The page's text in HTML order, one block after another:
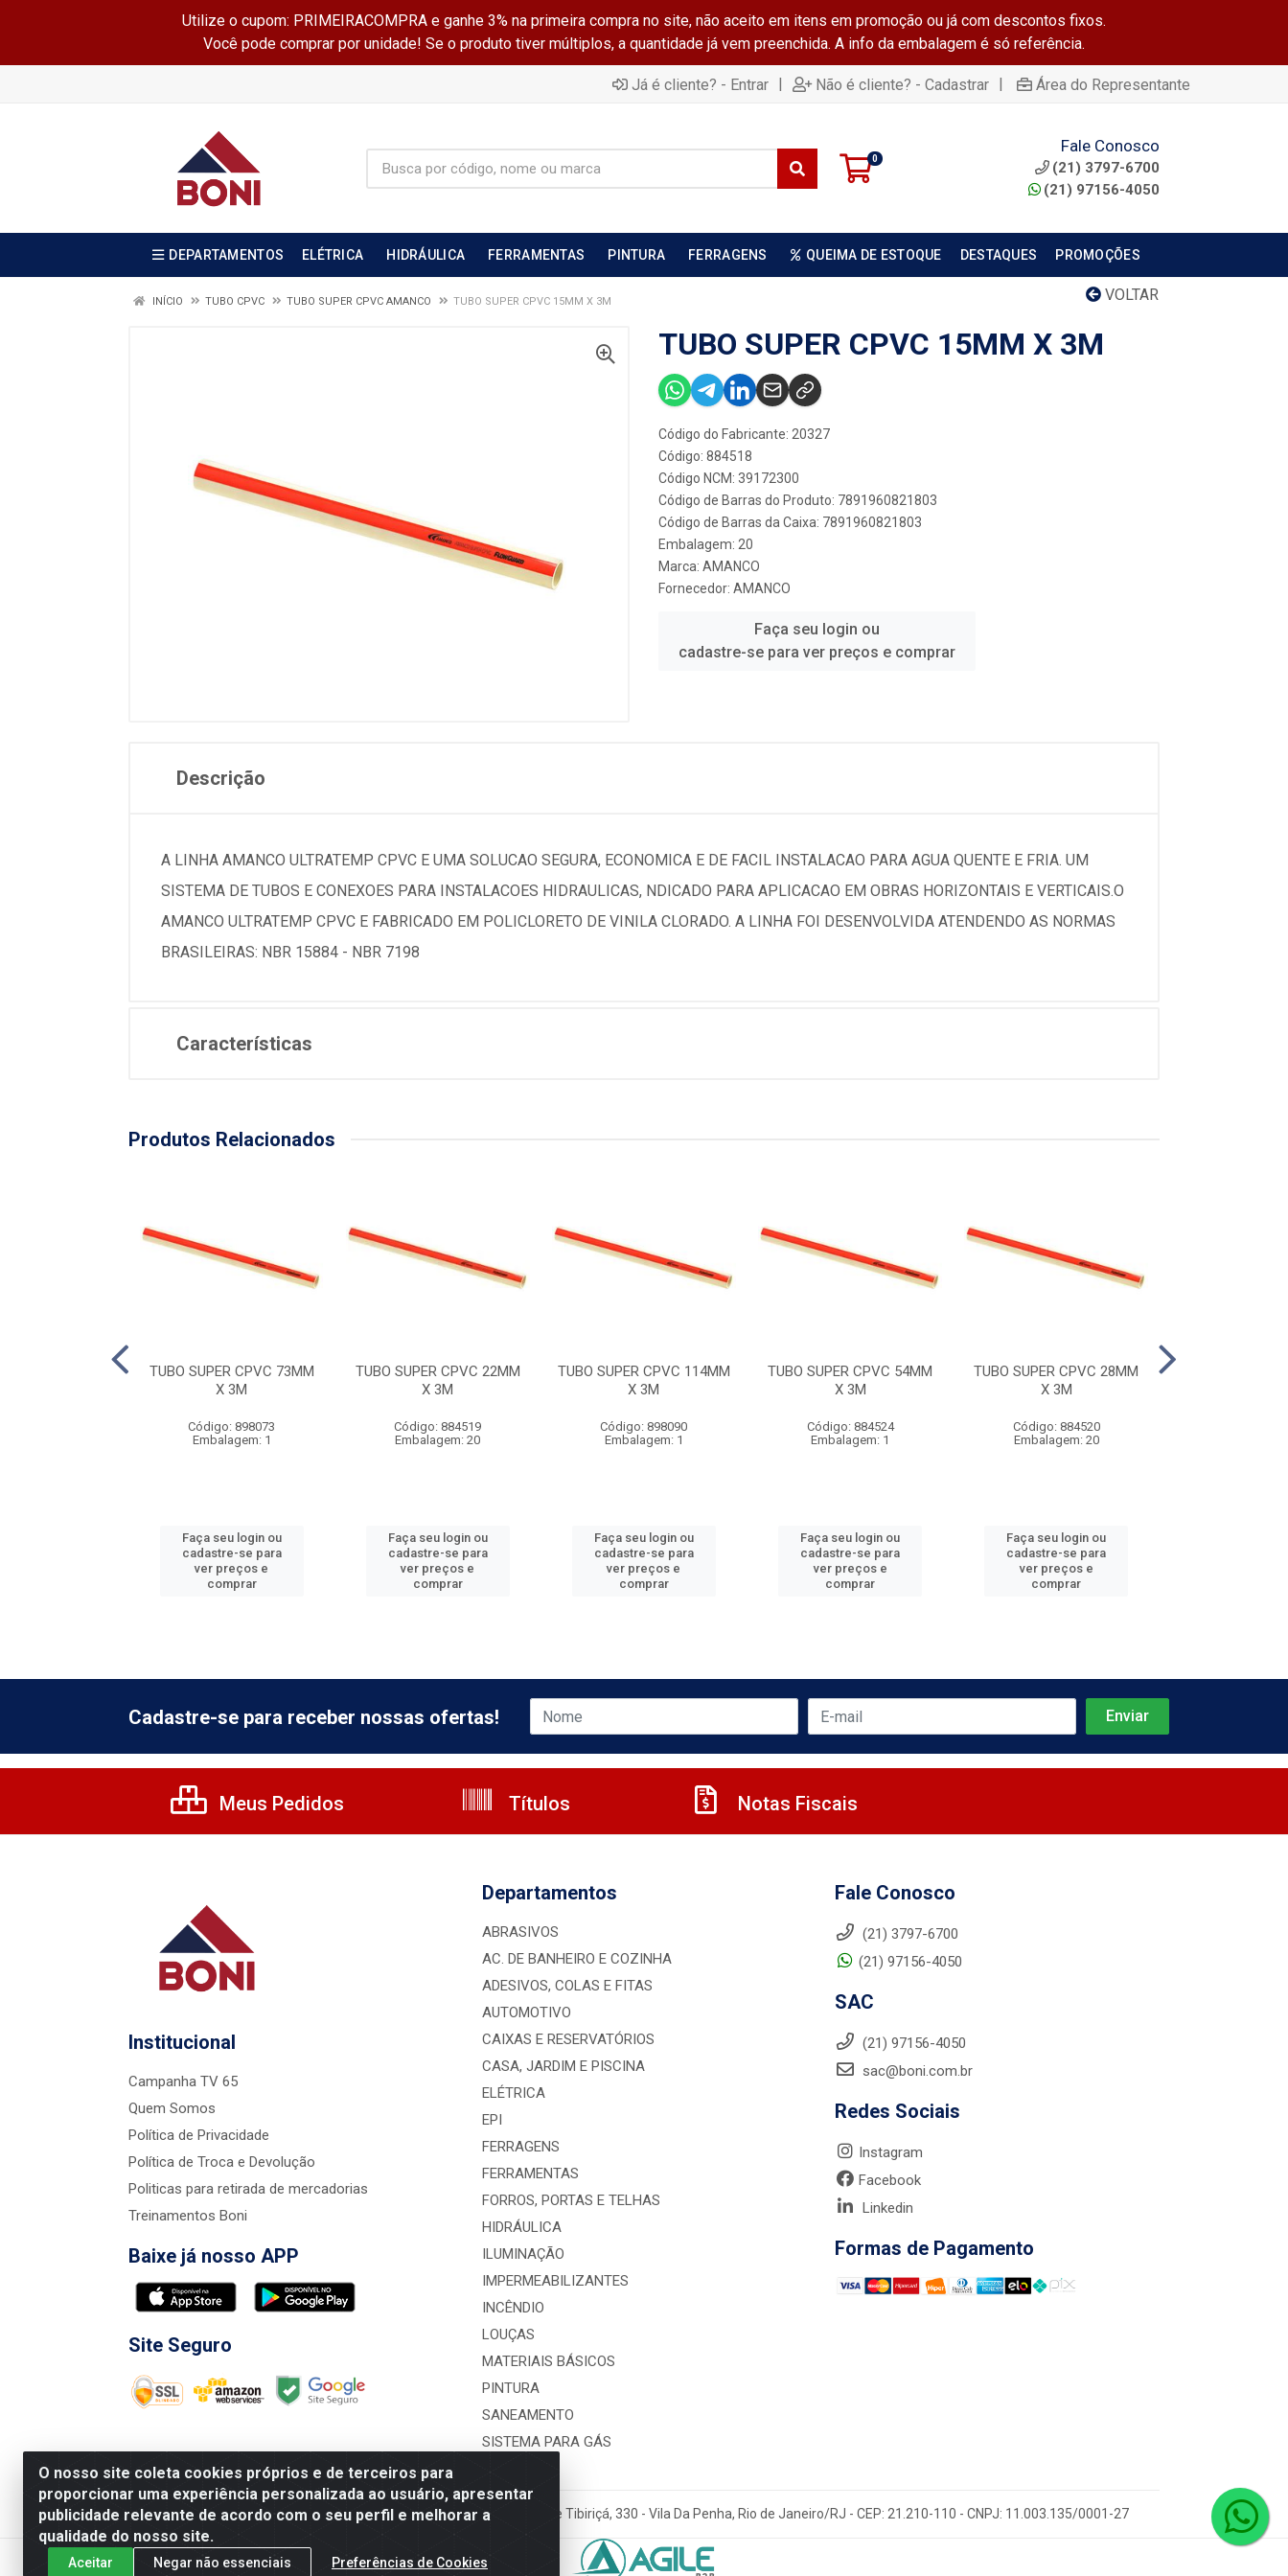
Utilize o cupom: PRIMEIRACOMPRA e ganhe 3% na primeira compra no site, não aceito em itens em promoção ou já com descontos fixos.
Você pode comprar por unidade! Se o produto tiver múltiplos, a quantidade já vem preenchida. A info da embalagem é só referência.
Já é cliente? - Entrar | Não é cliente? - Cadastrar | Área do Representante
0
Fale Conosco
(21) 3797-6700
(21) 97156-4050
DEPARTAMENTOS ELÉTRICA HIDRÁULICA FERRAMENTAS PINTURA FERRAGENS QUEIMA DE ESTOQUE DESTAQUES PROMOÇÕES
VOLTAR
INÍCIO TUBO CPVC TUBO SUPER CPVC AMANCO TUBO SUPER CPVC 15MM X 3M
TUBO SUPER CPVC 15MM X 3M
Código do Fabricante: 20327
Código: 884518
Código NCM: 39172300
Código de Barras do Produto: 7891960821803
Código de Barras da Caixa: 7891960821803
Embalagem: 20
Marca: AMANCO
Fornecedor: AMANCO
Faça seu login ou
cadastre-se para ver preços e comprar
Descrição
A LINHA AMANCO ULTRATEMP CPVC E UMA SOLUCAO SEGURA, ECONOMICA E DE FACIL INSTALACAO PARA AGUA QUENTE E FRIA. UM
SISTEMA DE TUBOS E CONEXOES PARA INSTALACOES HIDRAULICAS, NDICADO PARA APLICACAO EM OBRAS HORIZONTAIS E VERTICAIS.O
AMANCO ULTRATEMP CPVC E FABRICADO EM POLICLORETO DE VINILA CLORADO. A LINHA FOI DESENVOLVIDA ATENDENDO AS NORMAS
BRASILEIRAS: NBR 15884 - NBR 7198
Características
Produtos Relacionados
TUBO SUPER CPVC 73MM
X 3M
Código: 898073
Embalagem: 1
Faça seu login ou
cadastre-se para
ver preços e
comprar
TUBO SUPER CPVC 22MM
X 3M
Código: 884519
Embalagem: 20
Faça seu login ou
cadastre-se para
ver preços e
comprar
TUBO SUPER CPVC 114MM
X 3M
Código: 898090
Embalagem: 1
Faça seu login ou
cadastre-se para
ver preços e
comprar
TUBO SUPER CPVC 54MM
X 3M
Código: 884524
Embalagem: 1
Faça seu login ou
cadastre-se para
ver preços e
comprar
TUBO SUPER CPVC 28MM
X 3M
Código: 884520
Embalagem: 20
Faça seu login ou
cadastre-se para
ver preços e
comprar
O nosso site coleta cookies próprios e de terceiros para
proporcionar uma experiência personalizada ao usuário, apresentar
publicidade relevante de acordo com o seu perfil e melhorar a
qualidade do nosso site.
Aceitar Negar não essenciais Preferências de Cookies
Cadastre-se para receber nossas ofertas!
Meus Pedidos Títulos Notas Fiscais
Institucional
Campanha TV 65
Quem Somos
Política de Privacidade
Política de Troca e Devolução
Politicas para retirada de mercadorias
Treinamentos Boni
Baixe já nosso APP
Site Seguro
Departamentos
ABRASIVOS
AC. DE BANHEIRO E COZINHA
ADESIVOS, COLAS E FITAS
AUTOMOTIVO
CAIXAS E RESERVATÓRIOS
CASA, JARDIM E PISCINA
ELÉTRICA
EPI
FERRAGENS
FERRAMENTAS
FORROS, PORTAS E TELHAS
HIDRÁULICA
ILUMINAÇÃO
IMPERMEABILIZANTES
INCÊNDIO
LOUÇAS
MATERIAIS BÁSICOS
PINTURA
SANEAMENTO
SISTEMA PARA GÁS
Fale Conosco
(21) 3797-6700
(21) 97156-4050
SAC
(21) 97156-4050
sac@boni.com.br
Redes Sociais
Instagram
Facebook
Linkedin
Formas de Pagamento
Nova Boni Distribuidora de Material de Construção LTDA - Rua Alice Tibiriçá, 330 - Vila Da Penha, Rio de Janeiro/RJ - CEP: 21.210-110 - CNPJ: 11.003.135/0001-27